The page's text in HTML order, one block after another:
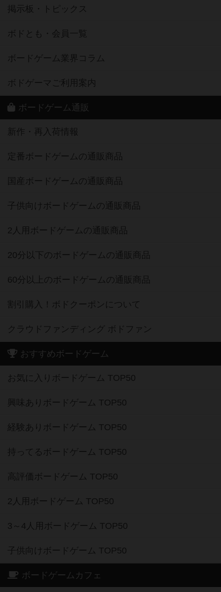
掲示板・トピックス
ボドとも・会員一覧
ボードゲーム業界コラム
ボドゲーマご利用案内
ボードゲーム通販
新作・再入荷情報
定番ボードゲームの通販商品
国産ボードゲームの通販商品
子供向けボードゲームの通販商品
2人用ボードゲームの通販商品
20分以下のボードゲームの通販商品
60分以上のボードゲームの通販商品
割引購入！ボドクーポンについて
クラウドファンディング ボドファン
おすすめボードゲーム
お気に入りボードゲーム TOP50
興味ありボードゲーム TOP50
経験ありボードゲーム TOP50
持ってるボードゲーム TOP50
高評価ボードゲーム TOP50
2人用ボードゲーム TOP50
3～4人用ボードゲーム TOP50
子供向けボードゲーム TOP50
ボードゲームカフェ